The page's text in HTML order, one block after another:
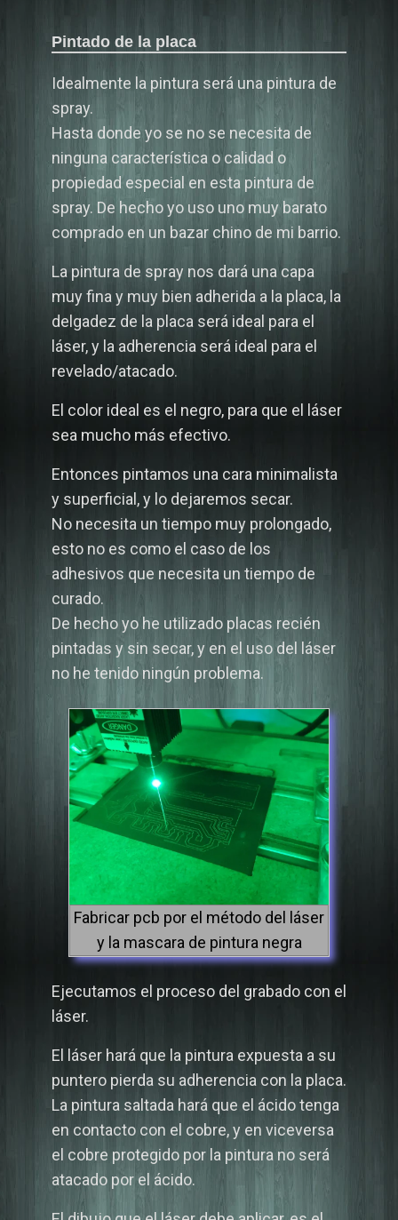
Pintado de la placa
Idealmente la pintura será una pintura de
spray.
Hasta donde yo se no se necesita de
ninguna característica o calidad o
propiedad especial en esta pintura de
spray. De hecho yo uso uno muy barato
comprado en un bazar chino de mi barrio.
La pintura de spray nos dará una capa
muy fina y muy bien adherida a la placa, la
delgadez de la placa será ideal para el
láser, y la adherencia será ideal para el
revelado/atacado.
El color ideal es el negro, para que el láser
sea mucho más efectivo.
Entonces pintamos una cara minimalista
y superficial, y lo dejaremos secar.
No necesita un tiempo muy prolongado,
esto no es como el caso de los
adhesivos que necesita un tiempo de
curado.
De hecho yo he utilizado placas recién
pintadas y sin secar, y en el uso del láser
no he tenido ningún problema.
Fabricar pcb por el método del láser
y la mascara de pintura negra
Ejecutamos el proceso del grabado con el
láser.
El láser hará que la pintura expuesta a su
puntero pierda su adherencia con la placa.
La pintura saltada hará que el ácido tenga
en contacto con el cobre, y en viceversa
el cobre protegido por la pintura no será
atacado por el ácido.